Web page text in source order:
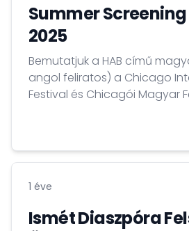
Summer
2025
Bemutatjuk a HAB című
angol feliratos) a Chicago International Film
Festival és Chicagói Magyar Főkonzulátus
1 éve
Ismét Diaszpóra